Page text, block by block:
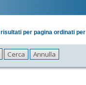
risultati per pagina ordinati per